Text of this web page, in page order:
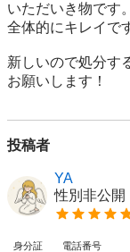
いただいき物です。
全体的にキレイで
新しいので処分す
お願いします！
投稿者
YA
性別非公開
身分証 電話番号